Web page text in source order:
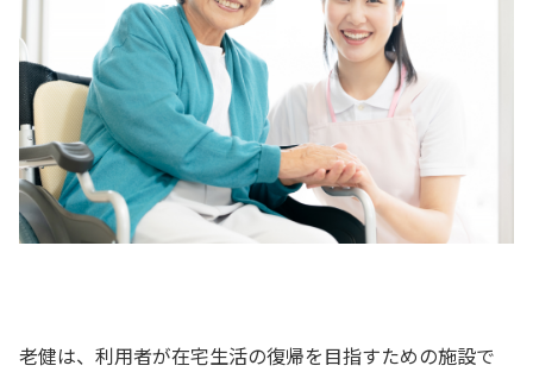
老健は、利用者が在宅生活の復帰を目指すための施設で